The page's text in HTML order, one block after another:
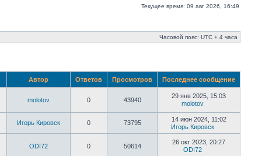
Текущее время: 09 авг 2026, 16:49
Часовой пояс: UTC + 4 часа
Автор Ответов Просмотров Последнее сообщение
molotov 0 43940
29 янв 2025, 15:03
molotov
Игорь Кировск 0 73795
14 июн 2024, 11:02
Игорь Кировск
ODI72 0 50614
26 окт 2023, 20:27
ODI72